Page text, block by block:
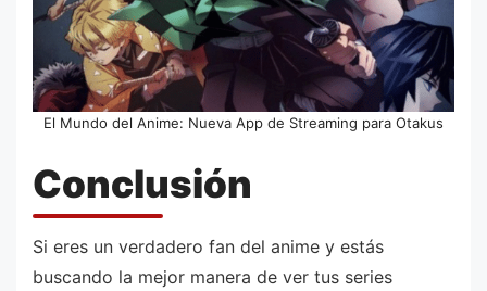
El Mundo del Anime: Nueva App de Streaming para Otakus
Conclusión
Si eres un verdadero fan del anime y estás
buscando la mejor manera de ver tus series